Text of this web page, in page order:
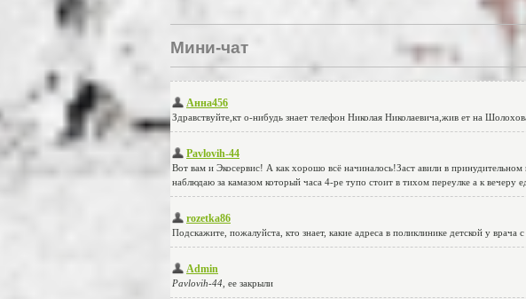
Мини-чат